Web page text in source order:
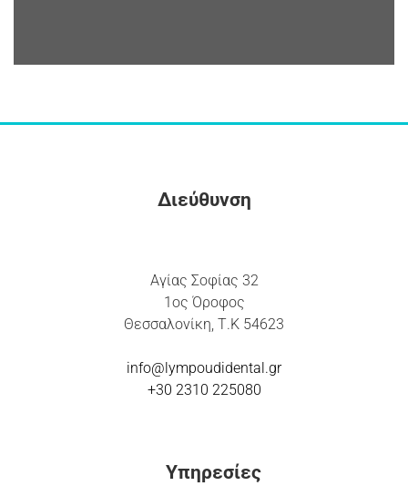
Διεύθυνση
Αγίας Σοφίας 32
1ος Όροφος
Θεσσαλονίκη, Τ.Κ 54623
info@lympoudidental.gr
+30 2310 225080
Υπηρεσίες